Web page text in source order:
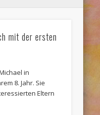
mit der ersten
in
8. Jahr. Sie
Eltern